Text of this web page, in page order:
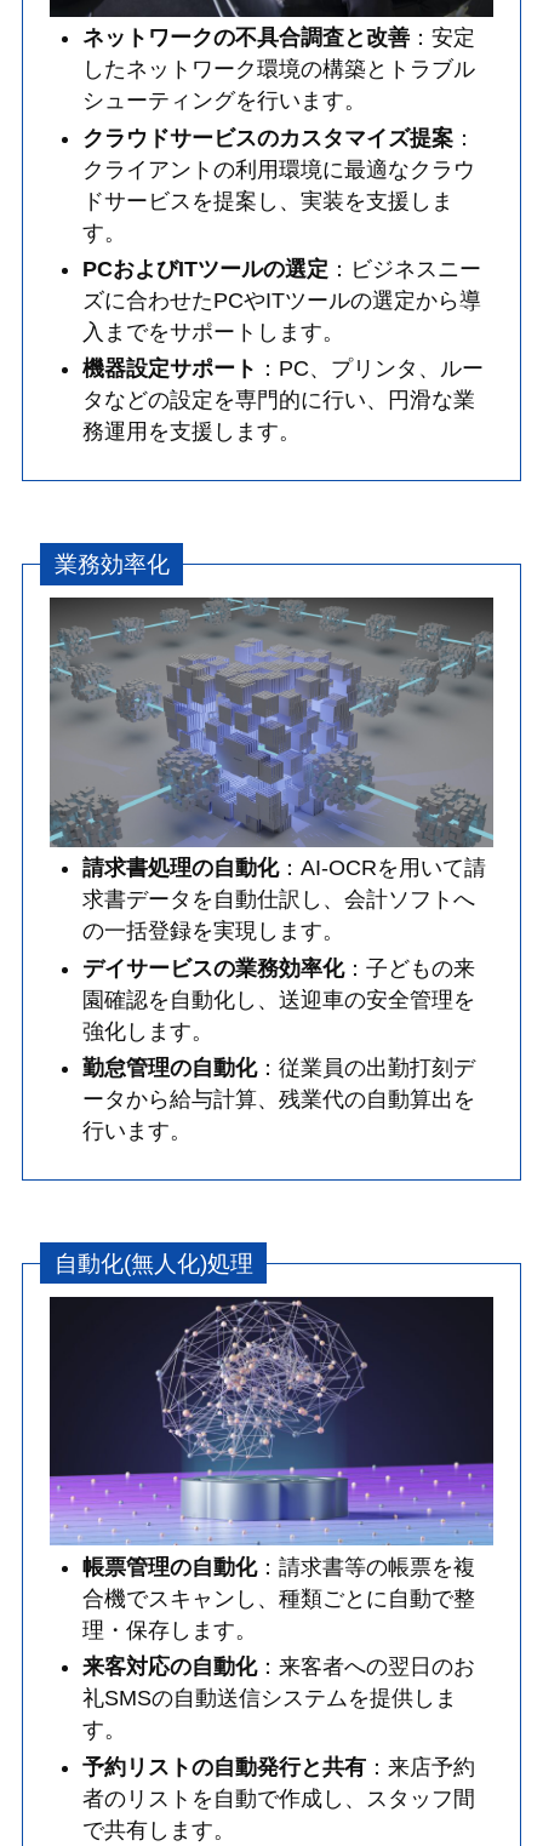
ネットワークの不具合調査と改善 ：安定
したネットワーク環境の構築とトラブル
シューティングを行います。
クラウドサービスのカスタマイズ提案 ：
クライアントの利用環境に最適なクラウ
ドサービスを提案し、実装を支援しま
す。
PCおよびITツールの選定 ：ビジネスニー
ズに合わせたPCやITツールの選定から導
入までをサポートします。
機器設定サポート ：PC、プリンタ、ルー
タなどの設定を専門的に行い、円滑な業
務運用を支援します。
業務効率化
請求書処理の自動化：AI-OCRを用いて請
求書データを自動仕訳し、会計ソフトへ
の一括登録を実現します。
デイサービスの業務効率化：子どもの来
園確認を自動化し、送迎車の安全管理を
強化します。
勤怠管理の自動化：従業員の出勤打刻デ
ータから給与計算、残業代の自動算出を
行います。
自動化(無人化)処理
帳票管理の自動化：請求書等の帳票を複
合機でスキャンし、種類ごとに自動で整
理・保存します。
来客対応の自動化：来客者への翌日のお
礼SMSの自動送信システムを提供しま
す。
予約リストの自動発行と共有 ：来店予約
者のリストを自動で作成し、スタッフ間
で共有します。